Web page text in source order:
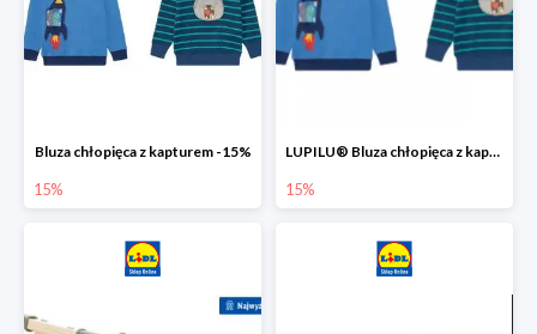
Bluza chłopięca z kapturem -15%
15%
LUPILU® Bluza chłopięca z kapturem
15%